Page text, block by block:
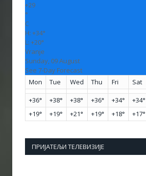
+29
°
C
H: +34°
L: +20°
Vranje
Sunday, 09 August
See 7-Day Forecast
Mon
Tue Wed Thu Fri Sat
+36° +38° +38° +36° +34° +34°
+19° +19° +21° +19° +18° +17°
ПРИЈАТЕЉИ ТЕЛЕВИЗИЈЕ